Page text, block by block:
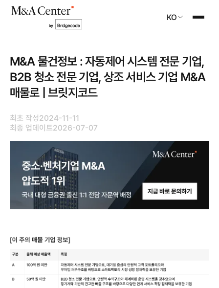
KO
M&A 물건정보 : 자동제어 시스템 전문 기업,
B2B 청소 전문 기업, 상조 서비스 기업 M&A
매물로 | 브릿지코드
최초 작성2024-11-11
최종 업데이트2026-07-07